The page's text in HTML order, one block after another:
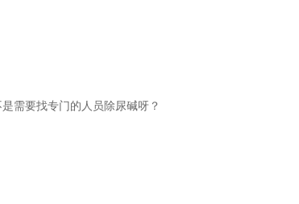
需要找专门的人员除尿碱呀？